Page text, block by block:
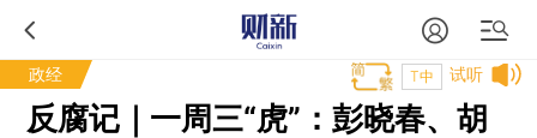
政经 试听
T中
反腐记｜一周三“虎”：彭晓春、胡